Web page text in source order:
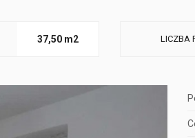
37,50 m2 LICZBA